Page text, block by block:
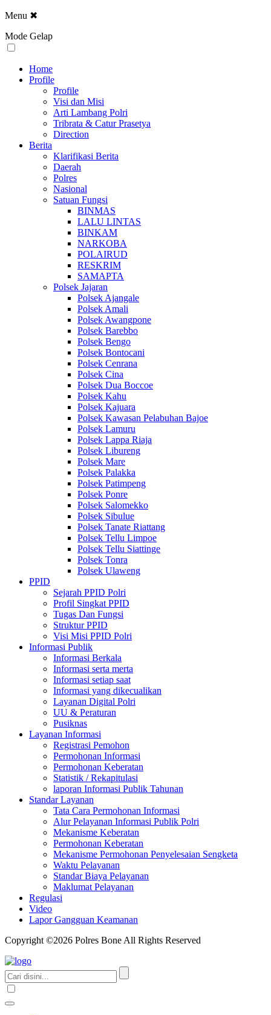
Menu ✖
Mode Gelap
Home
Profile
Profile
Visi dan Misi
Arti Lambang Polri
Tribrata & Catur Prasetya
Direction
Berita
Klarifikasi Berita
Daerah
Polres
Nasional
Satuan Fungsi
BINMAS
LALU LINTAS
BINKAM
NARKOBA
POLAIRUD
RESKRIM
SAMAPTA
Polsek Jajaran
Polsek Ajangale
Polsek Amali
Polsek Awangpone
Polsek Barebbo
Polsek Bengo
Polsek Bontocani
Polsek Cenrana
Polsek Cina
Polsek Dua Boccoe
Polsek Kahu
Polsek Kajuara
Polsek Kawasan Pelabuhan Bajoe
Polsek Lamuru
Polsek Lappa Riaja
Polsek Libureng
Polsek Mare
Polsek Palakka
Polsek Patimpeng
Polsek Ponre
Polsek Salomekko
Polsek Sibulue
Polsek Tanate Riattang
Polsek Tellu Limpoe
Polsek Tellu Siattinge
Polsek Tonra
Polsek Ulaweng
PPID
Sejarah PPID Polri
Profil Singkat PPID
Tugas Dan Fungsi
Struktur PPID
Visi Misi PPID Polri
Informasi Publik
Informasi Berkala
Informasi serta merta
Informasi setiap saat
Informasi yang dikecualikan
Layanan Digital Polri
UU & Peraturan
Pusiknas
Layanan Informasi
Registrasi Pemohon
Permohonan Informasi
Permohonan Keberatan
Statistik / Rekapitulasi
laporan Informasi Publik Tahunan
Standar Layanan
Tata Cara Permohonan Informasi
Alur Pelayanan Informasi Publik Polri
Mekanisme Keberatan
Permohonan Keberatan
Mekanisme Permohonan Penyelesaian Sengketa
Waktu Pelayanan
Standar Biaya Pelayanan
Maklumat Pelayanan
Regulasi
Video
Lapor Gangguan Keamanan
Copyright ©2026 Polres Bone All Rights Reserved